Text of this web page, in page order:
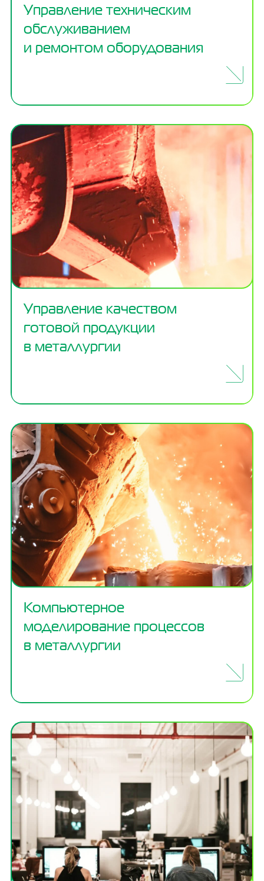
Управление техническим
обслуживанием
и ремонтом оборудования
Управление качеством
готовой продукции
в металлургии
Компьютерное
моделирование процессов
в металлургии